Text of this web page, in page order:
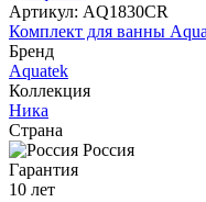
Артикул: AQ1830CR
Комплект для ванны
Бренд
Aquatek
Коллекция
Ника
Страна
Россия
Гарантия
10 лет